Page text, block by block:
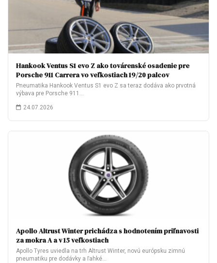
Hankook Ventus S1 evo Z ako továrenské osadenie pre
Porsche 911 Carrera vo veľkostiach 19/20 palcov
Pneumatika Hankook Ventus S1 evo Z sa teraz dodáva ako prvotná
výbava pre Porsche 911…
24.07.2026
Apollo Altrust Winter prichádza s hodnotením priľnavosti
za mokra A a v 15 veľkostiach
Apollo Tyres uviedla na trh Altrust Winter, novú európsku zimnú
pneumatiku pre dodávky a ľahké…